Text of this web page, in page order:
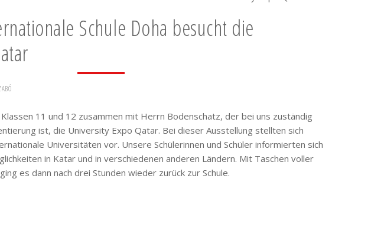
Schule Doha besucht die
11 und 12 zusammen mit Herrn Bodenschatz, der bei uns zuständig
ist, die University Expo Qatar. Bei dieser Ausstellung stellten sich
Universitäten vor. Unsere Schülerinnen und Schüler informierten sich
in Katar und in verschiedenen anderen Ländern. Mit Taschen voller
es dann nach drei Stunden wieder zurück zur Schule.